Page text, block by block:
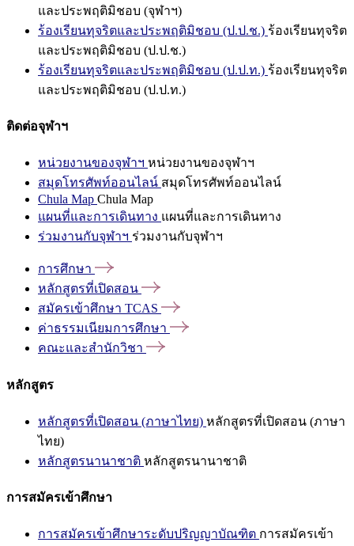
และประพฤติมิชอบ (จุฬาฯ)
ร้องเรียนทุจริตและประพฤติมิชอบ (ป.ป.ช.) ร้องเรียนทุจริต
และประพฤติมิชอบ (ป.ป.ช.)
ร้องเรียนทุจริตและประพฤติมิชอบ (ป.ป.ท.) ร้องเรียนทุจริต
และประพฤติมิชอบ (ป.ป.ท.)
ติดต่อจุฬาฯ
หน่วยงานของจุฬาฯ หน่วยงานของจุฬาฯ
สมุดโทรศัพท์ออนไลน์ สมุดโทรศัพท์ออนไลน์
Chula Map Chula Map
แผนที่และการเดินทาง แผนที่และการเดินทาง
ร่วมงานกับจุฬาฯ ร่วมงานกับจุฬาฯ
การศึกษา
หลักสูตรที่เปิดสอน
สมัครเข้าศึกษา TCAS
ค่าธรรมเนียมการศึกษา
คณะและสำนักวิชา
หลักสูตร
หลักสูตรที่เปิดสอน (ภาษาไทย) หลักสูตรที่เปิดสอน (ภาษา
ไทย)
หลักสูตรนานาชาติ หลักสูตรนานาชาติ
การสมัครเข้าศึกษา
การสมัครเข้าศึกษาระดับปริญญาบัณฑิต การสมัครเข้า